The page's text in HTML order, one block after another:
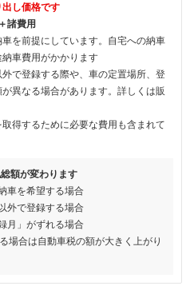
し価格です
諸費用
を前提にしています。自宅への納車
車費用がかかります
で登録する際や、車の定置場所、登
異なる場合があります。詳しくは販
得するために必要な費用も含まれて
額が変わります
車を希望する場合
外で登録する場合
月」がずれる場合
場合は自動車税の額が大きく上がり